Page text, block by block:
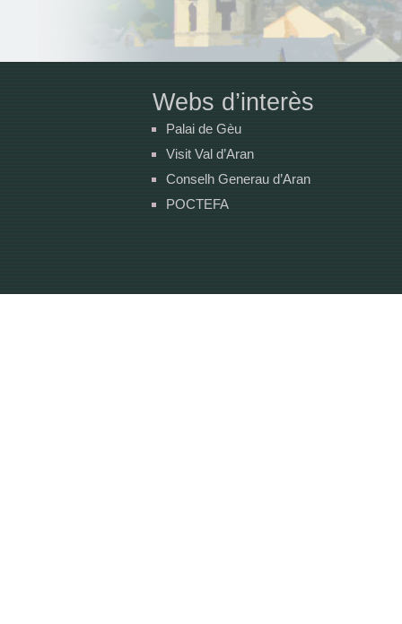
Webs d’interès
Palai de Gèu
Visit Val d’Aran
Conselh Generau d’Aran
POCTEFA